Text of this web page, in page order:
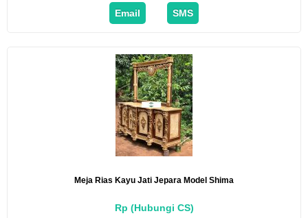
Email SMS
Meja Rias Kayu Jati Jepara Model Shima
Rp (Hubungi CS)